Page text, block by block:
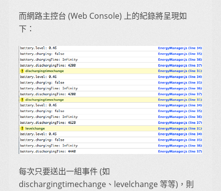
而網路主控台 (Web Console) 上的紀錄將呈現如
下：
每次只要送出一組事件 (如
dischargingtimechange、levelchange 等等)，則